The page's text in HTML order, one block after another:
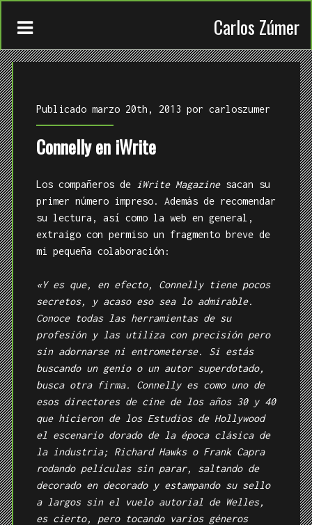
Carlos Zúmer
TRABAJOS
QUIÉN
Publicado marzo 20th, 2013 por carloszumer
Connelly en iWrite
Los compañeros deiWrite Magazinesacan su
primer número impreso. Además de recomendar
su lectura, así como la web en general,
extraigo con permiso un fragmento breve de
mi pequeña colaboración:
«Y es que, en efecto, Connelly tiene pocos
secretos, y acaso eso sea lo admirable.
Conoce todas las herramientas de su
profesión y las utiliza con precisión pero
sin adornarse ni entrometerse. Si estás
buscando un genio o un autor superdotado,
busca otra firma. Connelly es como uno de
esos directores de cine de los años 30 y 40
que hicieron de los Estudios de Hollywood
el escenario dorado de la época clásica de
la industria; Richard Hawks o Frank Capra
rodando películas sin parar, saltando de
decorado en decorado y estampando su sello
a largos sin el vuelo autorial de Welles,
es cierto, pero tocando varios géneros